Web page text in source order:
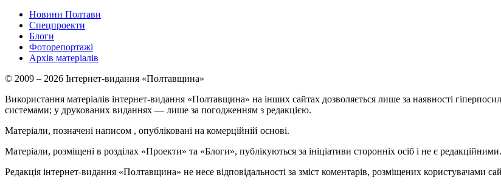
Новини Полтави
Спецпроекти
Блоги
Фоторепортажі
Архів матеріалів
© 2009 – 2026 Інтернет-видання «Полтавщина»
Використання матеріалів інтернет-видання «Полтавщина» на інших сайтах дозволяється лише за наявності
системами; у друкованих виданнях — лише за погодженням з редакцією.
Матеріали, позначені написом , опубліковані на комерційній основі.
Матеріали, розміщені в розділах «Проекти» та «Блоги», публікуються за ініціативи сторонніх осіб і не є редакційними.
Редакція інтернет-видання «Полтавщина» не несе відповідальності за зміст коментарів, розміщених користувачами